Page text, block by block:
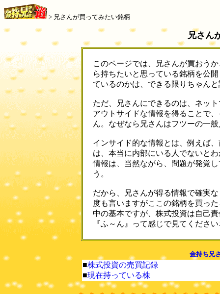
> 兄さんが買ってみたい銘柄
兄さん
このページでは、兄さんが買おう
ら持ちたいと思っている銘柄を公
ているのかは、できる限りちゃん
ただ、兄さんにできるのは、ネッ
アウトサイドな情報を得ることで
ん。なぜなら兄さんはフツーの一
インサイド的な情報とは、例えば
は、本当に内部にいる人でないと
情報は、当然ながら、問題が発覚
う。
だから、兄さんが得る情報で確実
度も言いますがここの銘柄を買っ
中の基本ですが、株式投資は自己
『ふ～ん』って感じで見てくださ
金持ち兄
■株式投資の売買記録
■現在持っている株